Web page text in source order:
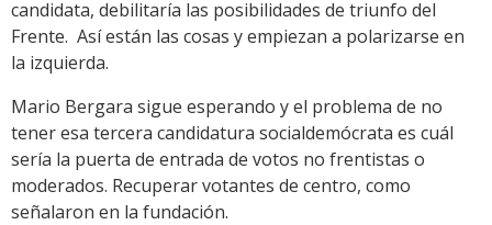
candidata, debilitaría las posibilidades de triunfo del
Frente. Así están las cosas y empiezan a polarizarse en
la izquierda.
Mario Bergara sigue esperando y el problema de no
tener esa tercera candidatura socialdemócrata es cuál
sería la puerta de entrada de votos no frentistas o
moderados. Recuperar votantes de centro, como
señalaron en la fundación.